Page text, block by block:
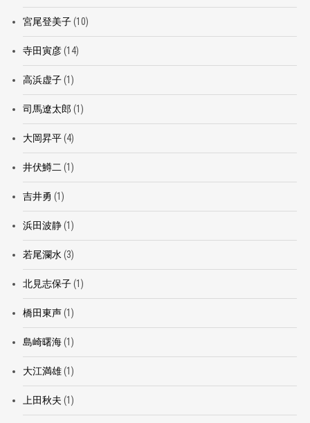
宮尾登美子(10)
寺田寅彦(14)
高浜虚子(1)
司馬遼太郎 (1)
大岡昇平(4)
井伏鱒二 (1)
吉井勇 (1)
浜田波静(1)
若尾瀾水 (3)
北見志保子(1)
橋田東声(1)
島崎曙海(1)
大江満雄(1)
上田秋夫 (1)